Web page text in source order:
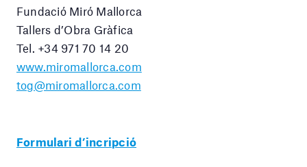
Fundació Miró Mallorca
Tallers d’Obra Gràfica
Tel. +34 971 70 14 20
www.miromallorca.com
tog@miromallorca.com
Formulari d’incripció